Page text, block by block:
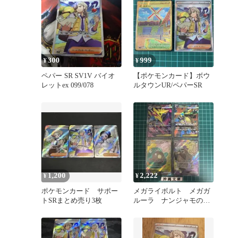
¥300
ペパー SR SV1V バイオ
レットex 099/078
¥999
【ポケモンカード】ボウ
ルタウンUR/ペパーSR
¥ 1,200
ポケモンカード サポー
トSRまとめ売り3枚
¥2,222
メガライボルト メガガ
ルーラ ナンジャモのハ
ィティフ